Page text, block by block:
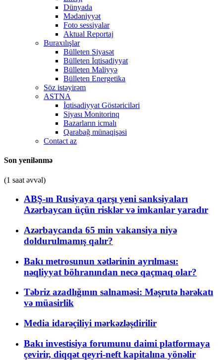
Dünyada
Mədəniyyət
Foto sessiyalar
Aktual Reportaj
Buraxılışlar
Bülleten Siyasət
Bülleten İqtisadiyyat
Bülleten Maliyyə
Bülleten Energetika
Söz istəyirəm
ASTNA
İqtisadiyyat Göstəriciləri
Siyası Monitorinq
Bazarların icmalı
Qarabağ münaqişəsi
Contact az
Son yenilənmə
(1 saat əvvəl)
ABŞ-ın Rusiyaya qarşı yeni sanksiyaları
Azərbaycan üçün risklər və imkanlar yaradır
Azərbaycanda 65 min vakansiya niyə
doldurulmamış qalır?
Bakı metrosunun xətlərinin ayrılması:
nəqliyyat böhranından necə qaçmaq olar?
Təbriz azadlığının salnaməsi: Məşrutə hərəkatı
və müasirlik
Media idarəçiliyi mərkəzləşdirilir
Bakı investisiya forumunu daimi platformaya
çevirir, diqqət qeyri-neft kapitalına yönəlir